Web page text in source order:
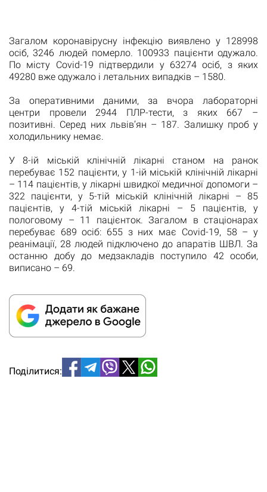
Загалом коронавірусну інфекцію виявлено у 128998
осіб, 3246 людей померло. 100933 пацієнти одужало.
По місту Covid-19 підтвердили у 63274 осіб, з яких
49280 вже одужало і летальних випадків – 1580.
За оперативними даними, за вчора лабораторні
центри провели 2944 ПЛР-тести, з яких 667 –
позитивні. Серед них львів’ян – 187. Залишку проб у
холодильнику немає.
У 8-ій міській клінічній лікарні станом на ранок
перебуває 152 пацієнти, у 1-ій міській клінічній лікарні
– 114 пацієнтів, у лікарні швидкої медичної допомоги –
322 пацієнти, у 5-тій міській клінічній лікарні – 85
пацієнтів, у 4-тій міській лікарні – 5 пацієнтів, у
пологовому – 11 пацієнток. Загалом в стаціонарах
перебуває 689 осіб: 655 з них має Covid-19, 58 – у
реанімації, 28 людей підключено до апаратів ШВЛ. За
останню добу до медзакладів поступило 42 особи,
виписано – 69.
Поділитися: